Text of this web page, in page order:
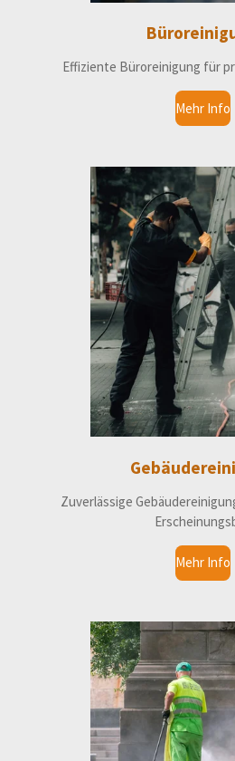
Effiziente Büroreinigung für
Mehr Info
Zuverlässige
Mehr Info